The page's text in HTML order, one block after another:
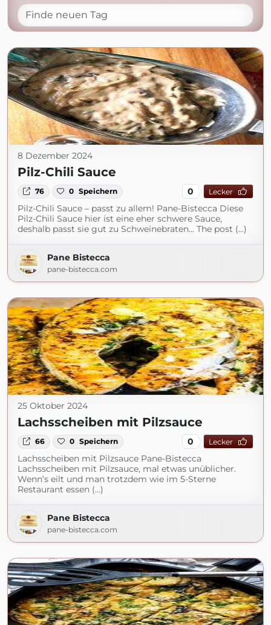
8 Dezember 2024
Pilz-Chili Sauce
76 0 Speichern 0 Lecker
Pilz-Chili Sauce – passt zu allem! Pane-Bistecca Diese
Pilz-Chili Sauce hier ist eine eher schwere Sauce,
deshalb passt sie gut zu Schweinebraten... The post (...)
Pane Bistecca
pane-bistecca.com
25 Oktober 2024
Lachsscheiben mit Pilzsauce
66 0 Speichern 0 Lecker
Lachsscheiben mit Pilzsauce Pane-Bistecca
Lachsscheiben mit Pilzsauce, mal etwas unüblicher.
Wenn’s eilt und man trotzdem wie im 5-Sterne
Restaurant essen (...)
Pane Bistecca
pane-bistecca.com